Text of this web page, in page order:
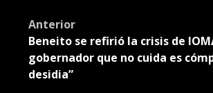
Post
navigation
Anterior
Beneito se refirió la crisis de
gobernador que no cuida es
desidia”